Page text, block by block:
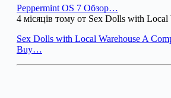
Peppermint OS 7 Обзор…
4 місяців тому от Sex Dolls with Local
Sex Dolls with Local Warehouse A
Buy…